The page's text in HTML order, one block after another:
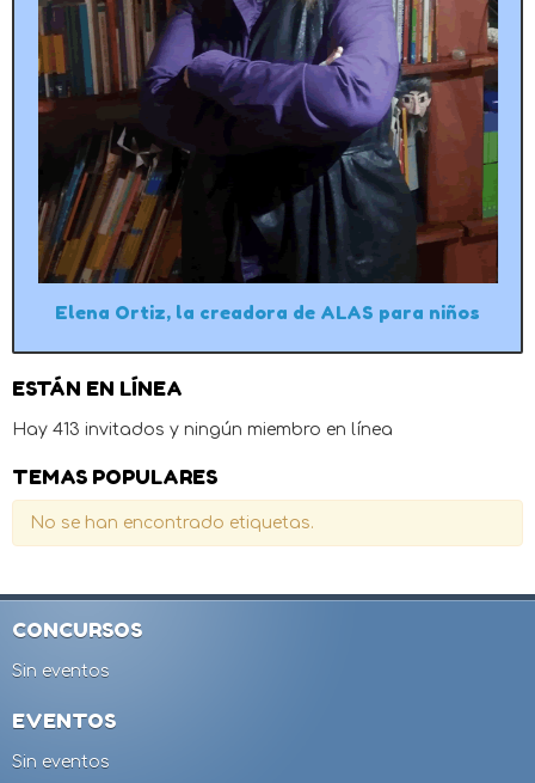
Elena Ortiz, la creadora de ALAS para niños
ESTÁN EN LÍNEA
Hay 413 invitados y ningún miembro en línea
TEMAS POPULARES
No se han encontrado etiquetas.
CONCURSOS
Sin eventos
EVENTOS
Sin eventos